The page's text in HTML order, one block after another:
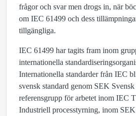
frågor och svar men drogs in, när
om IEC 61499 och dess
tillgängliga.
IEC 61499 har tagits fram inom
internationella
Internationella standarder från IEC
svensk standard genom SEK
referensgrupp för arbetet inom IEC
Industriell processtyrning, inom